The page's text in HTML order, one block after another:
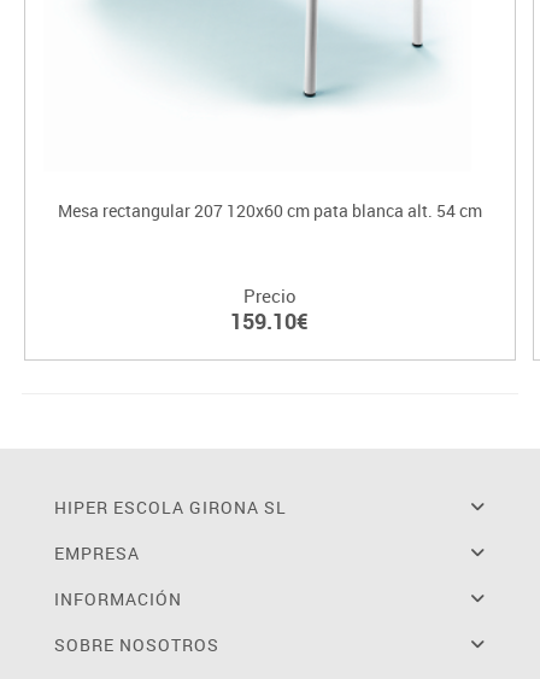
Mesa rectangular 207 120x60 cm pata blanca alt. 54 cm
Precio
159.10€
HIPER ESCOLA GIRONA SL
EMPRESA
INFORMACIÓN
SOBRE NOSOTROS